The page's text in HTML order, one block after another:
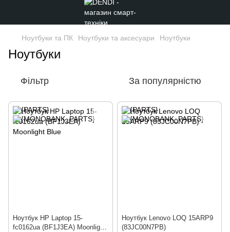
Ноутбуки та ПК Ноутбуки та аксесуари Ноутбуки
Ноутбуки
Фільтр За популярністю
Ноутбук HP Laptop 15-
fc0162ua (BF1J3EA) Moonlight
Ноутбук Lenovo LOQ 15ARP9
(83JC00N7PB)